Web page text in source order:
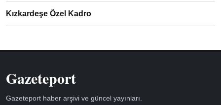
Kızkardeşe Özel Kadro
Gazeteport
Gazeteport haber arşivi ve güncel yayınları.